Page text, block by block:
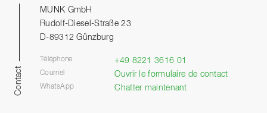
Contact
MUNK GmbH
Rudolf-Diesel-Straße 23
D-89312 Günzburg
Téléphone +49 8221 3616 01
Courriel Ouvrir le formulaire de contact
WhatsApp Chatter maintenant